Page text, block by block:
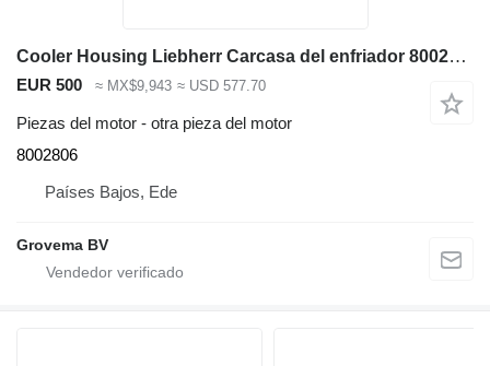
Cooler Housing Liebherr Carcasa del enfriador 8002806 para Liebherr R964C / R974C excavadora
EUR 500 ≈ MX$9,943 ≈ USD 577.70
Piezas del motor - otra pieza del motor
8002806
Países Bajos, Ede
Grovema BV